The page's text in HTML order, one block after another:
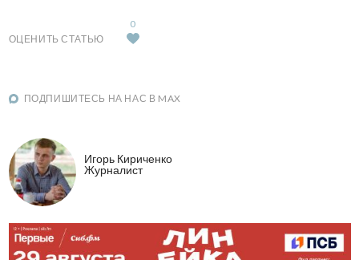
ОЦЕНИТЬ СТАТЬЮ
0
ПОДПИШИТЕСЬ НА НАС В MAX
Игорь Кириченко
Журналист